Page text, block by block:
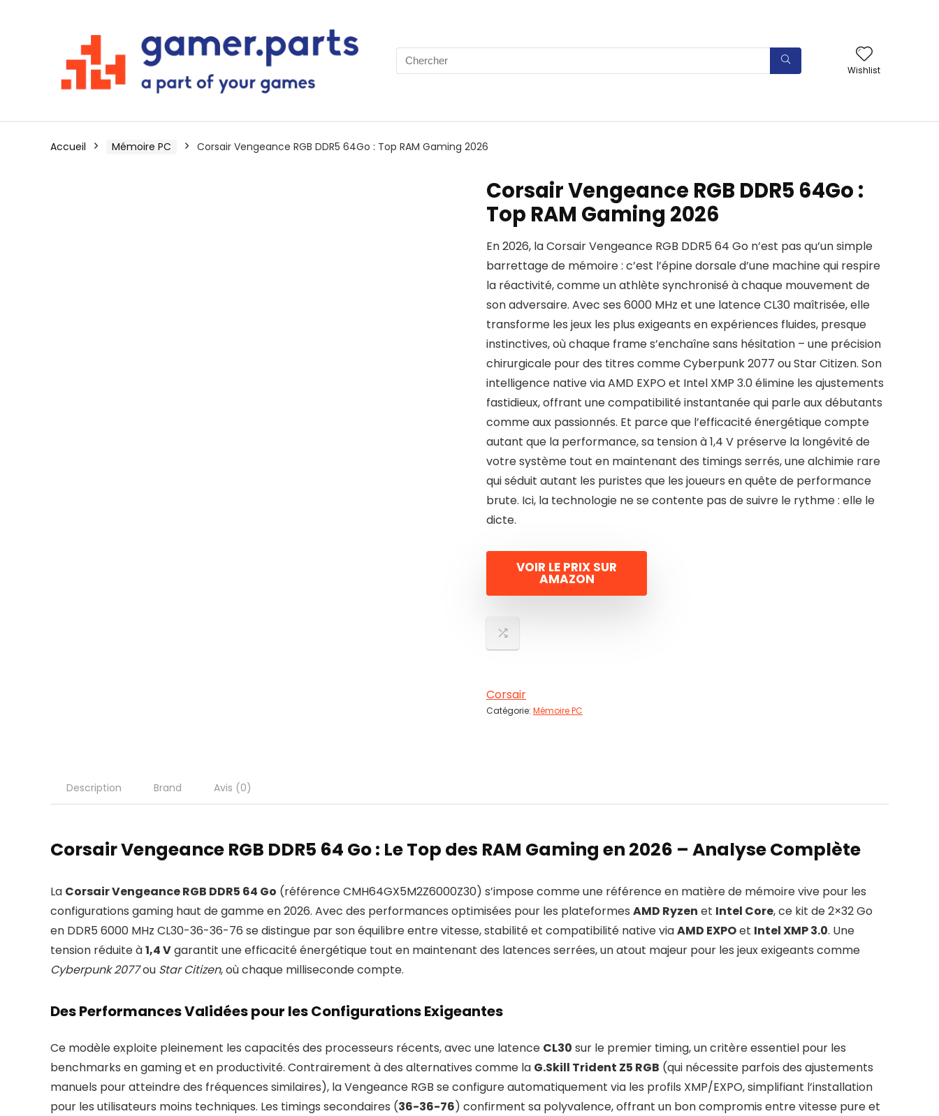
Search
for:
Wishlist
Accueil Mémoire PC Corsair Vengeance RGB DDR5 64Go : Top RAM Gaming 2026
Corsair Vengeance RGB DDR5 64Go :
Top RAM Gaming 2026
En 2026, la Corsair Vengeance RGB DDR5 64 Go n’est pas qu’un simple
barrettage de mémoire : c’est l’épine dorsale d’une machine qui respire
la réactivité, comme un athlète synchronisé à chaque mouvement de
son adversaire. Avec ses 6000 MHz et une latence CL30 maîtrisée, elle
transforme les jeux les plus exigeants en expériences fluides, presque
instinctives, où chaque frame s’enchaîne sans hésitation – une précision
chirurgicale pour des titres comme Cyberpunk 2077 ou Star Citizen. Son
intelligence native via AMD EXPO et Intel XMP 3.0 élimine les ajustements
fastidieux, offrant une compatibilité instantanée qui parle aux débutants
comme aux passionnés. Et parce que l’efficacité énergétique compte
autant que la performance, sa tension à 1,4 V préserve la longévité de
votre système tout en maintenant des timings serrés, une alchimie rare
qui séduit autant les puristes que les joueurs en quête de performance
brute. Ici, la technologie ne se contente pas de suivre le rythme : elle le
dicte.
VOIR LE PRIX SUR
AMAZON
Corsair
Catégorie: Mémoire PC
Description Brand Avis (0)
Corsair Vengeance RGB DDR5 64 Go : Le Top des RAM Gaming en 2026 – Analyse Complète
La Corsair Vengeance RGB DDR5 64 Go (référenceCMH64GX5M2Z6000Z30) s’impose comme une référence en matière de mémoire vive pour les
configurations gaming haut de gamme en 2026. Avec des performances optimisées pour les plateformes AMD Ryzen et Intel Core, ce kit de 2×32 Go
en DDR5 6000 MHz CL30-36-36-76 se distingue par son équilibre entre vitesse, stabilité et compatibilité native viaAMD EXPOet Intel XMP 3.0. Une
tension réduite à1,4 Vgarantit une efficacité énergétique tout en maintenant des latences serrées, un atout majeur pour les jeux exigeants comme
Cyberpunk 2077ou Star Citizen, où chaque milliseconde compte.
Des Performances Validées pour les Configurations Exigeantes
Ce modèle exploite pleinement les capacités des processeurs récents, avec une latence CL30 sur le premier timing, un critère essentiel pour les
benchmarks en gaming et en productivité. Contrairement à des alternatives comme la G.Skill Trident Z5 RGB (qui nécessite parfois des ajustements
manuels pour atteindre des fréquences similaires), la Vengeance RGB se configure automatiquement via les profils XMP/EXPO, simplifiant l’installation
pour les utilisateurs moins techniques. Les timings secondaires (36-36-76) confirment sa polyvalence, offrant un bon compromis entre vitesse pure et